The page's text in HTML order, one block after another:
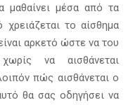
μαθαίνει μέσα από τα
χρειάζεται το αίσθημα
αρκετό ώστε να του
να αισθάνεται
πώς αισθάνεται ο
θα σας οδηγήσει να